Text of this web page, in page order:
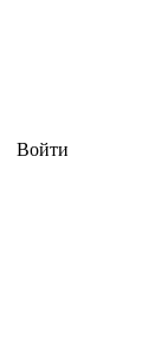
Войти